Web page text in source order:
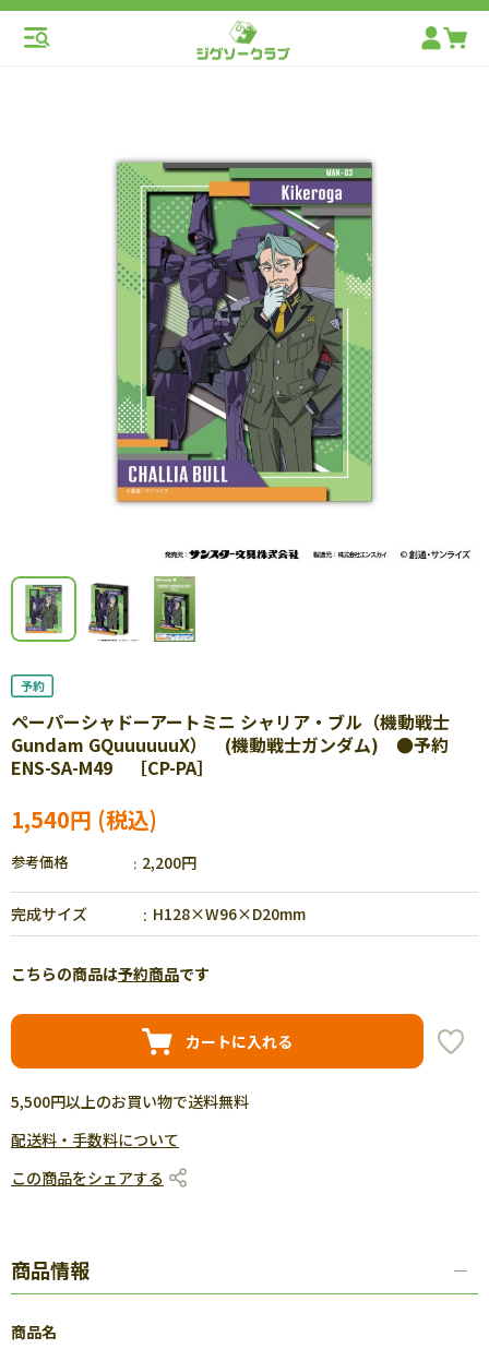
ペーパーシャドーアートミニ シャリア・ブル（機動戦士
Gundam GQuuuuuuX） (機動戦士ガンダム) ●予約
ENS-SA-M49 ［CP-PA］
1,540円
参考価格 2,200円
完成サイズ H128×W96×D20mm
こちらの商品は予約商品です
カートに入れる
5,500円以上のお買い物で送料無料
配送料・手数料について
この商品をシェアする
商品情報
商品名